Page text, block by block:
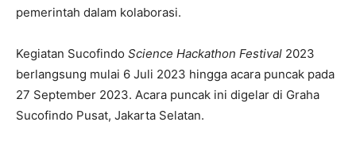
pemerintah dalam kolaborasi.
Kegiatan Sucofindo Science Hackathon Festival 2023
berlangsung mulai 6 Juli 2023 hingga acara puncak pada
27 September 2023. Acara puncak ini digelar di Graha
Sucofindo Pusat, Jakarta Selatan.